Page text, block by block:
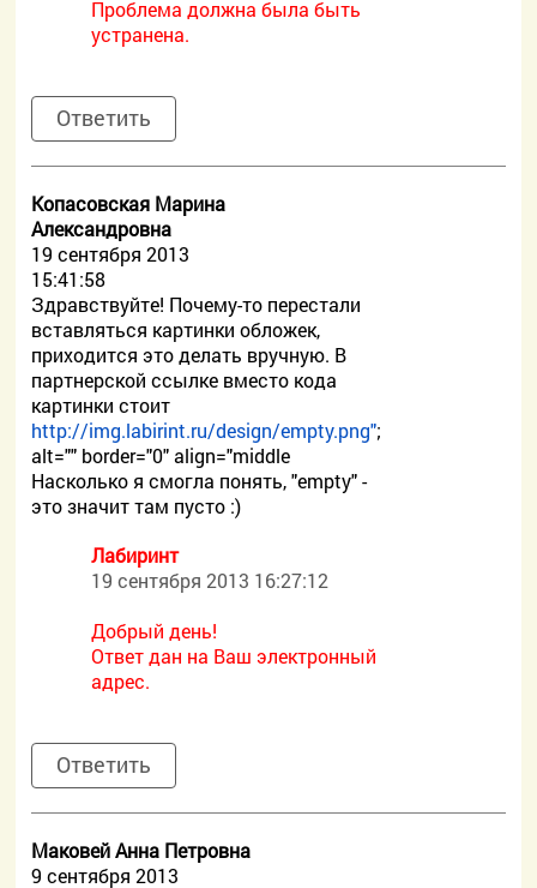
Проблема должна была быть
устранена.
Ответить
Копасовская Марина
Александровна
19 сентября 2013
15:41:58
Здравствуйте! Почему-то перестали
вставляться картинки обложек,
приходится это делать вручную. В
партнерской ссылке вместо кода
картинки стоит
http://img.labirint.ru/design/empty.png";
alt="" border="0" align="middle
Насколько я смогла понять, "empty" -
это значит там пусто :)
Лабиринт
19 сентября 2013 16:27:12
Добрый день!
Ответ дан на Ваш электронный
адрес.
Ответить
Маковей Анна Петровна
9 сентября 2013